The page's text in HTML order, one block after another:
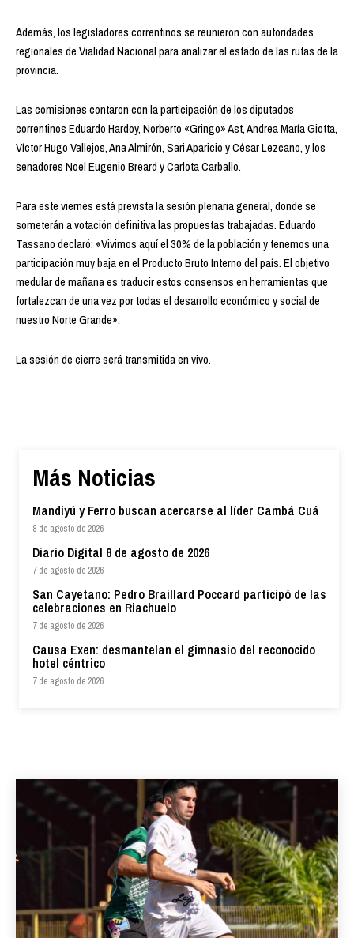
Además, los legisladores correntinos se reunieron con autoridades
regionales de Vialidad Nacional para analizar el estado de las rutas de la
provincia.
Las comisiones contaron con la participación de los diputados
correntinos Eduardo Hardoy, Norberto «Gringo» Ast, Andrea María Giotta,
Víctor Hugo Vallejos, Ana Almirón, Sari Aparicio y César Lezcano, y los
senadores Noel Eugenio Breard y Carlota Carballo.
Para este viernes está prevista la sesión plenaria general, donde se
someterán a votación definitiva las propuestas trabajadas. Eduardo
Tassano declaró: «Vivimos aquí el 30% de la población y tenemos una
participación muy baja en el Producto Bruto Interno del país. El objetivo
medular de mañana es traducir estos consensos en herramientas que
fortalezcan de una vez por todas el desarrollo económico y social de
nuestro Norte Grande».
La sesión de cierre será transmitida en vivo.
Más Noticias
Mandiyú y Ferro buscan acercarse al líder Cambá Cuá
8 de agosto de 2026
Diario Digital 8 de agosto de 2026
7 de agosto de 2026
San Cayetano: Pedro Braillard Poccard participó de las
celebraciones en Riachuelo
7 de agosto de 2026
Causa Exen: desmantelan el gimnasio del reconocido
hotel céntrico
7 de agosto de 2026